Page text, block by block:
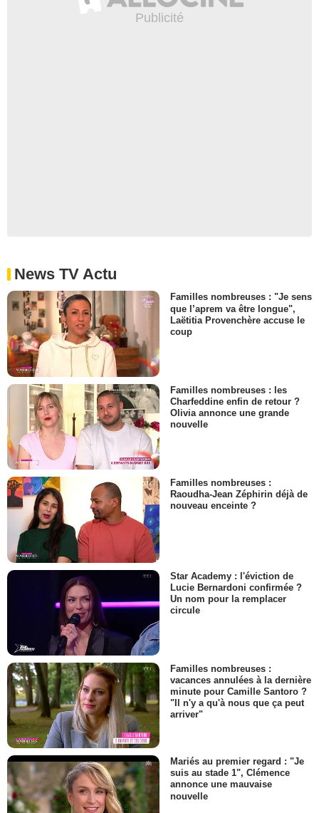
News TV Actu
Familles nombreuses : "Je sens
que l’aprem va être longue",
Laëtitia Provenchère accuse le
coup
Familles nombreuses : les
Charfeddine enfin de retour ?
Olivia annonce une grande
nouvelle
Familles nombreuses :
Raoudha-Jean Zéphirin déjà de
nouveau enceinte ?
Star Academy : l'éviction de
Lucie Bernardoni confirmée ?
Un nom pour la remplacer
circule
Familles nombreuses :
vacances annulées à la dernière
minute pour Camille Santoro ?
"Il n'y a qu'à nous que ça peut
arriver"
Mariés au premier regard : "Je
suis au stade 1", Clémence
annonce une mauvaise
nouvelle